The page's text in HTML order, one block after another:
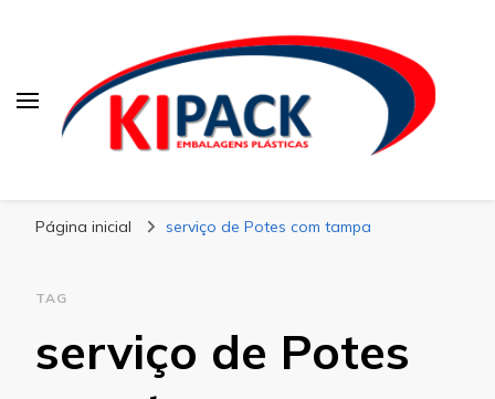
Página inicial serviço de Potes com tampa
TAG
serviço de Potes